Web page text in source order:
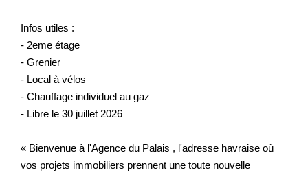
Infos utiles :
- 2eme étage
- Grenier
- Local à vélos
- Chauffage individuel au gaz
- Libre le 30 juillet 2026
« Bienvenue à l'Agence du Palais , l'adresse havraise où
vos projets immobiliers prennent une toute nouvelle